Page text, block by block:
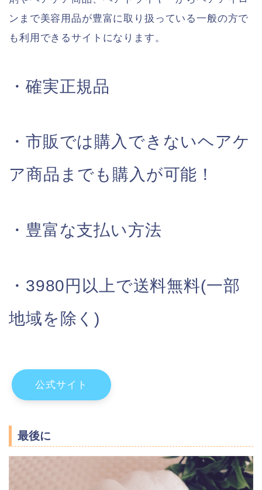
ンまで美容用品が豊富に取り扱っている一般の方で
も利用できるサイトになります。
・確実正規品
・市販では購入できないヘアケ
ア商品までも購入が可能！
・豊富な支払い方法
・3980円以上で送料無料(一部
地域を除く)
公式サイト
最後に